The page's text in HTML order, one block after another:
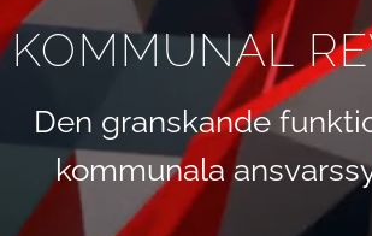
KOMMUNAL
Den granskande
kommunala